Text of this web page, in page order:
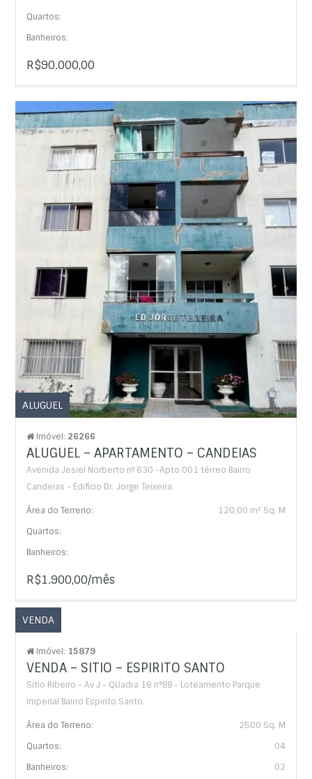
Quartos:
Banheiros:
R$90.000,00
ALUGUEL
Imóvel: 26266
ALUGUEL – APARTAMENTO – CANDEIAS
Avenida Jesiel Norberto nº 630 -Apto 001 térreo Bairro
Candeias - Edifício Dr. Jorge Teixeira.
Área do Terreno:
120,00 m² Sq. M
Quartos:
Banheiros:
R$1.900,00/mês
VENDA
Imóvel: 15879
VENDA – SITIO – ESPIRITO SANTO
Sitio Ribeiro - Av J - QUadra 18 n°8B - Loteamento Parque
Imperial Bairro Espirito Santo.
Área do Terreno:
2500 Sq. M
Quartos:
04
Banheiros:
02